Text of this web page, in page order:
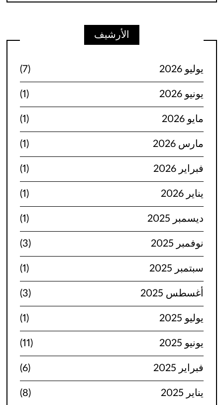
الأرشيف
يوليو 2026 (7)
يونيو 2026 (1)
مايو 2026 (1)
مارس 2026 (1)
فبراير 2026 (1)
يناير 2026 (1)
ديسمبر 2025 (1)
نوفمبر 2025 (3)
سبتمبر 2025 (1)
أغسطس 2025 (3)
يوليو 2025 (1)
يونيو 2025 (11)
فبراير 2025 (6)
يناير 2025 (8)